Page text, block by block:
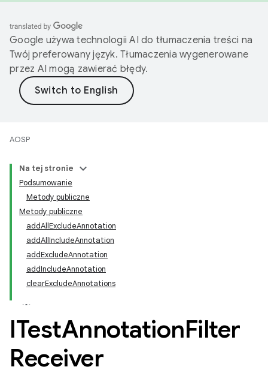
Google używa technologii AI do tłumaczenia treści na
Twój preferowany język. Tłumaczenia wygenerowane
przez AI mogą zawierać błędy.
AOSP
Na tej stronie
Podsumowanie
Metody publiczne
Metody publiczne
addAllExcludeAnnotation
addAllIncludeAnnotation
addExcludeAnnotation
addIncludeAnnotation
clearExcludeAnnotations
ITestAnnotationFilter
Receiver